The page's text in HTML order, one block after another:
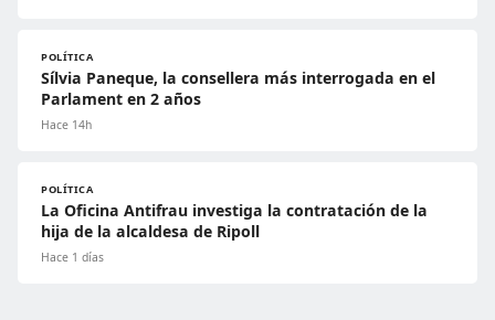
POLÍTICA
Sílvia Paneque, la consellera más interrogada en el
Parlament en 2 años
Hace 14h
POLÍTICA
La Oficina Antifrau investiga la contratación de la
hija de la alcaldesa de Ripoll
Hace 1 días